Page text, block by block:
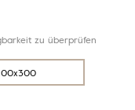
zu überprüfen